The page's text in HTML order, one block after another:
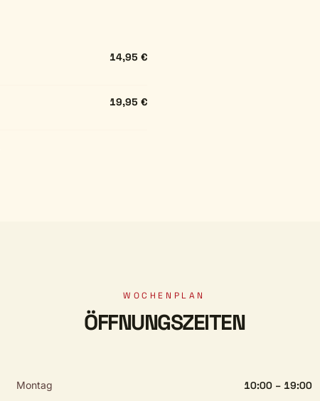
14,95 €
19,95 €
WOCHENPLAN
ÖFFNUNGSZEITEN
Montag 10:00 – 19:00